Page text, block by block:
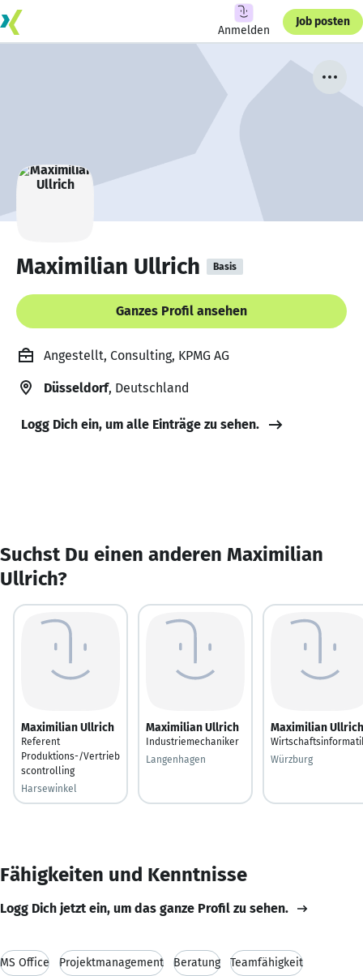
Anmelden
Job posten
Maximilian Ullrich Basis
Ganzes Profil ansehen
Angestellt, Consulting, KPMG AG
Düsseldorf, Deutschland
Logg Dich ein, um alle Einträge zu sehen.
Suchst Du einen anderen Maximilian
Ullrich?
Maximilian Ullrich
Referent
Produktions-/Vertrieb
scontrolling
Harsewinkel
Maximilian Ullrich
Industriemechaniker
Langenhagen
Maximilian Ullrich
Würzburg
Fähigkeiten und Kenntnisse
Logg Dich jetzt ein, um das ganze Profil zu sehen.
MS Office Projektmanagement Beratung Teamfähigkeit